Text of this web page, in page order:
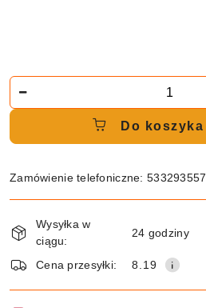
Do koszyka
Zamówienie telefoniczne: 533293557
i
dostawa
Wysyłka w
ciągu:
24 godziny
Cena przesyłki: 8.19